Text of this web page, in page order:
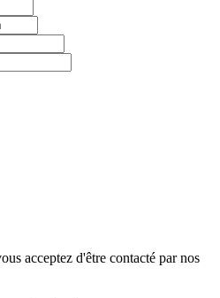
acceptez d'être contacté par nos